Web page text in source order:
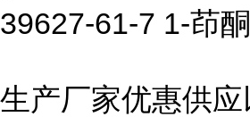
39627-61-7 1-茚
生产厂家优惠供